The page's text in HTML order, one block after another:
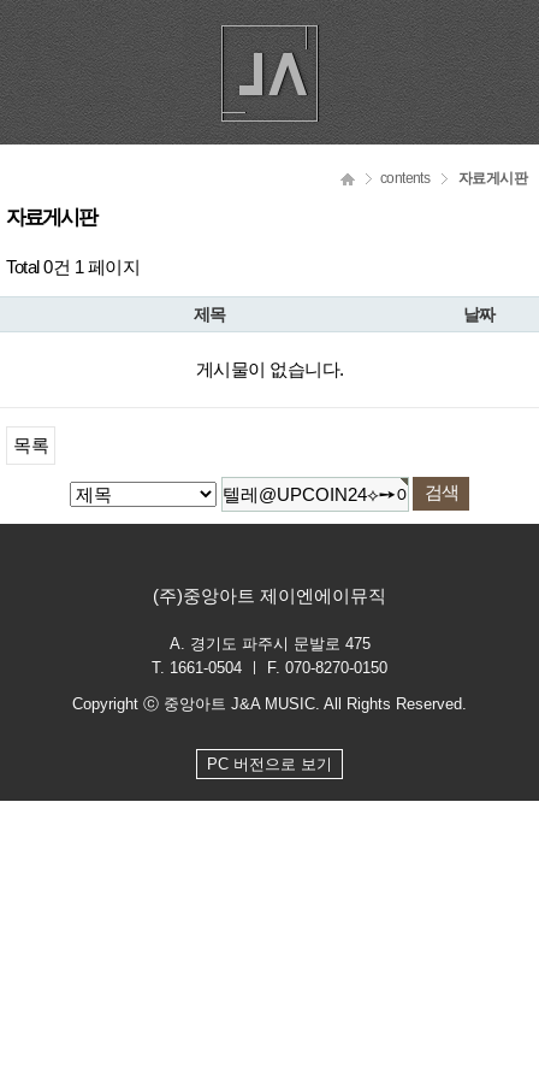
contents 자료게시판
자료게시판
Total 0건 1 페이지
제목 날짜
게시물이 없습니다.
목록
(주)중앙아트 제이엔에이뮤직
A. 경기도 파주시 문발로 475
T. 1661-0504 ㅣ F. 070-8270-0150
Copyright ⓒ 중앙아트 J&A MUSIC. All Rights Reserved.
PC 버전으로 보기